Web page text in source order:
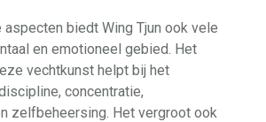
biedt Wing Tjun ook vele
en emotioneel gebied. Het
vechtkunst helpt bij het
concentratie,
zelfbeheersing. Het vergroot ook